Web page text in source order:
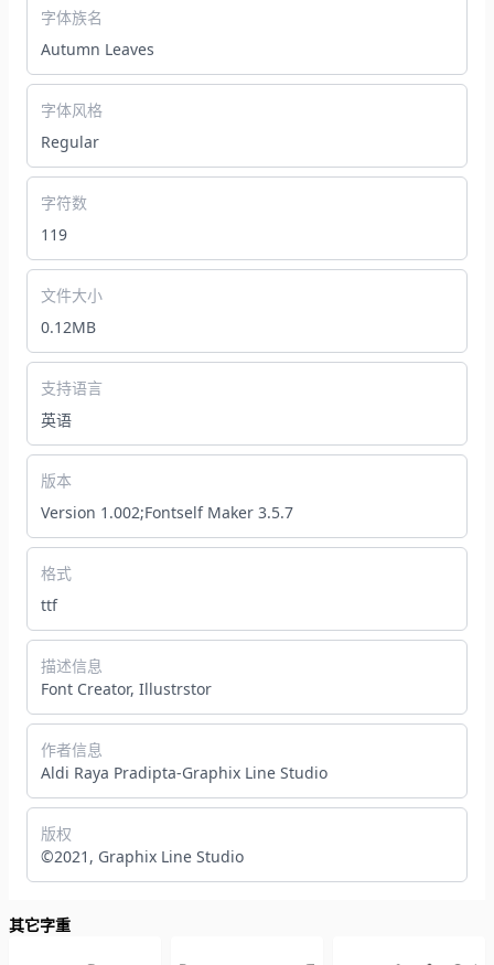
字体族名
Autumn Leaves
字体风格
Regular
字符数
119
文件大小
0.12MB
支持语言
英语
版本
Version 1.002;Fontself Maker 3.5.7
格式
ttf
描述信息
Font Creator, Illustrstor
作者信息
Aldi Raya Pradipta-Graphix Line Studio
版权
©2021, Graphix Line Studio
其它字重